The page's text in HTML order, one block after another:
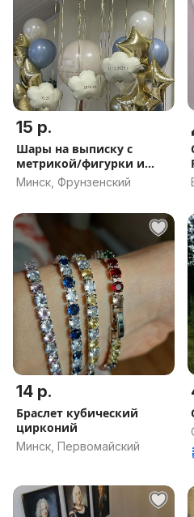
15 р.
Шары на выписку с
метрикой/фигурки и
другое
Минск, Фрунзенский
14 р.
Браслет кубический
цирконий
Минск, Первомайский